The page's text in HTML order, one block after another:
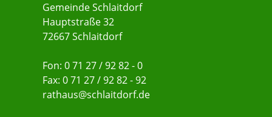
Gemeinde Schlaitdorf
Hauptstraße 32
72667 Schlaitdorf
Fon: 0 71 27 / 92 82 - 0
Fax: 0 71 27 / 92 82 - 92
rathaus@schlaitdorf.de